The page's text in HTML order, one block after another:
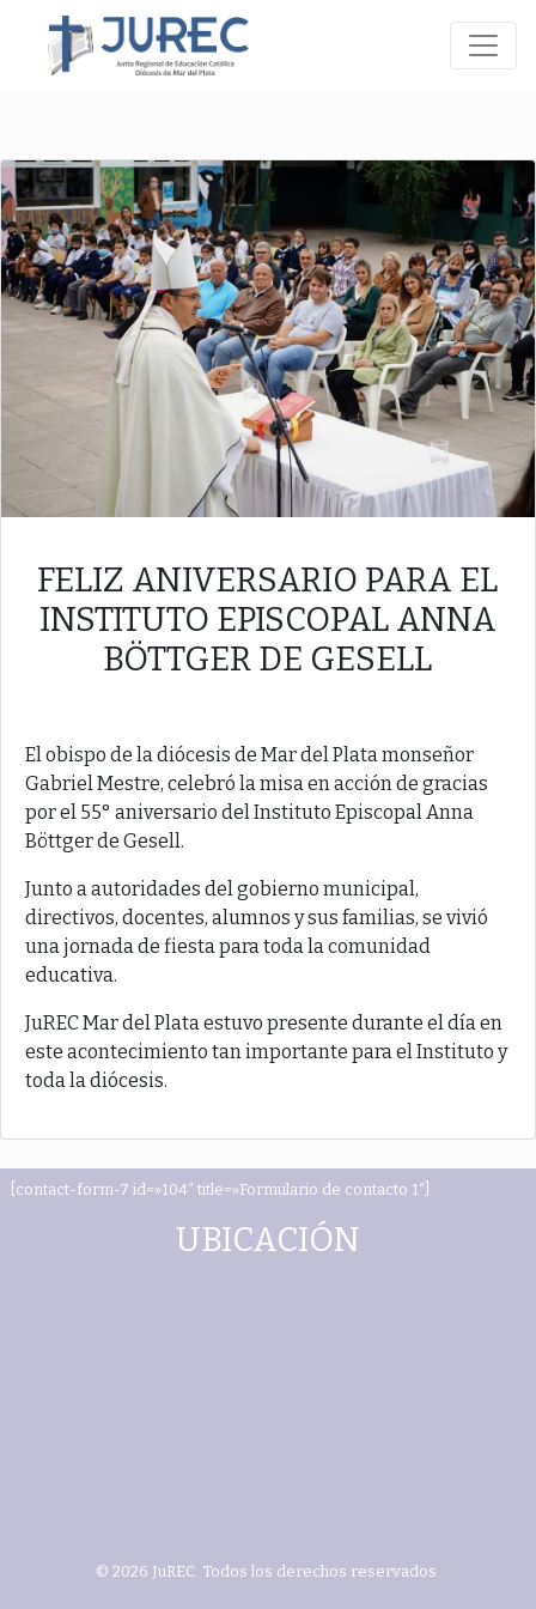
FELIZ ANIVERSARIO PARA EL
INSTITUTO EPISCOPAL ANNA
BÖTTGER DE GESELL
El obispo de la diócesis de Mar del Plata monseñor
Gabriel Mestre, celebró la misa en acción de gracias
por el 55° aniversario del Instituto Episcopal Anna
Böttger de Gesell.
Junto a autoridades del gobierno municipal,
directivos, docentes, alumnos y sus familias, se vivió
una jornada de fiesta para toda la comunidad
educativa.
JuREC Mar del Plata estuvo presente durante el día en
este acontecimiento tan importante para el Instituto y
toda la diócesis.
[contact-form-7 id=»104″ title=»Formulario de contacto 1″]
UBICACIÓN
© 2026 JuREC. Todos los derechos reservados.